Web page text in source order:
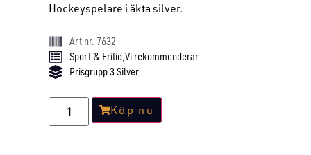
Hockeyspelare i äkta silver.
Art nr. 7632
Sport & Fritid,Vi rekommenderar
Prisgrupp 3 Silver
Köp nu